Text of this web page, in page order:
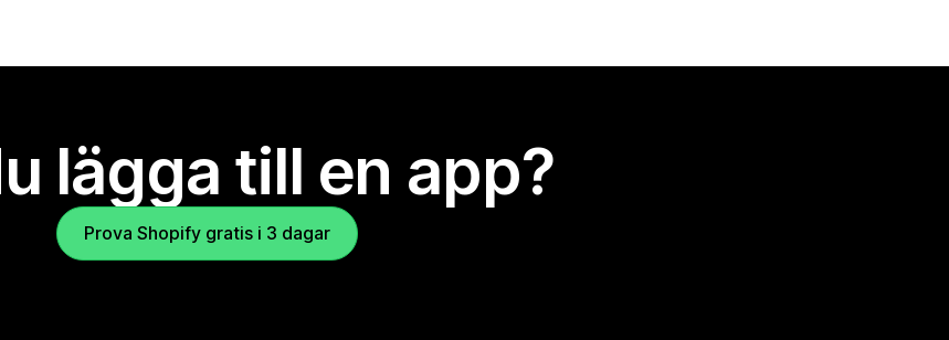
lägga till en app?
Prova Shopify gratis i 3 dagar